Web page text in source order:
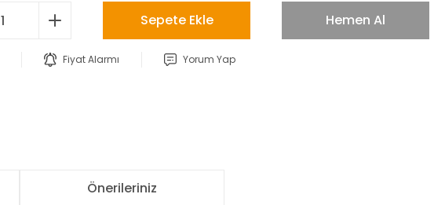
Sepete Ekle Hemen Al
Fiyat Alarmı Yorum Yap
Önerileriniz